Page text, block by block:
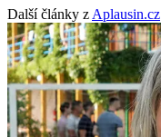
Další články z Aplausin.cz